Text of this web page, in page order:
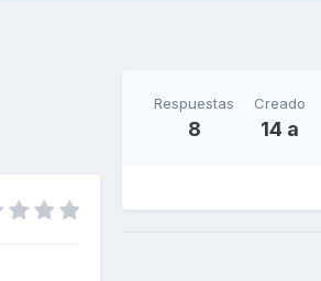
Respuestas
8
Creado
14 a